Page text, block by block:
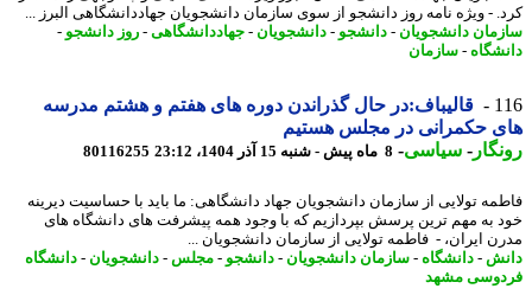
- ویژه نامه روز دانشجو از سوی سازمان دانشجویان جهاددانشگاهی البرز ...
دانشجویان-دانشجو-دانشجویان-جهاددانشگاهی-روز دانشجو-
-سازمان
قالیباف:در حال گذراندن دوره های هفتم و هشتم مدرسه
حکمرانی در مجلس هستیم
-سیاسی-8 ماه پیش - شنبه 15 آذر 1404، 23:12 80116255
تولایی از سازمان دانشجویان جهاد دانشگاهی: ما باید با حساسیت دیرینه
به مهم ترین پرسش بپردازیم که با وجود همه پیشرفت های دانشگاه های
ایران، - فاطمه تولایی از سازمان دانشجویان ...
-دانشگاه-سازمان دانشجویان-دانشجو-مجلس-دانشجویان-دانشگاه
مشهد